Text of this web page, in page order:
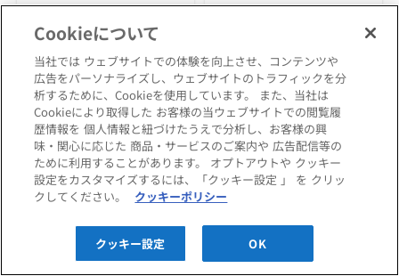
GERVASONI
ジェルバゾーニ
346,500円〜
GERVASONI
442,200円〜
オットマンを1人掛けとして
Cookieについて
当社では ウェブサイトでの体験を向上させ、コンテンツや
広告をパーソナライズし、ウェブサイトのトラフィックを分
析するために、Cookieを使用しています。 また、当社は
Cookieにより取得した お客様の当ウェブサイトでの閲覧履
歴情報を 個人情報と紐づけたうえで分析し、お客様の興
味・関心に応じた 商品・サービスのご案内や 広告配信等の
ために利用することがあります。 オプトアウトや クッキー
設定をカスタマイズするには、「クッキー設定 」 を クリッ
クしてください。
クッキーポリシー
クッキー設定 OK